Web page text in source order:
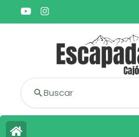
Buscar